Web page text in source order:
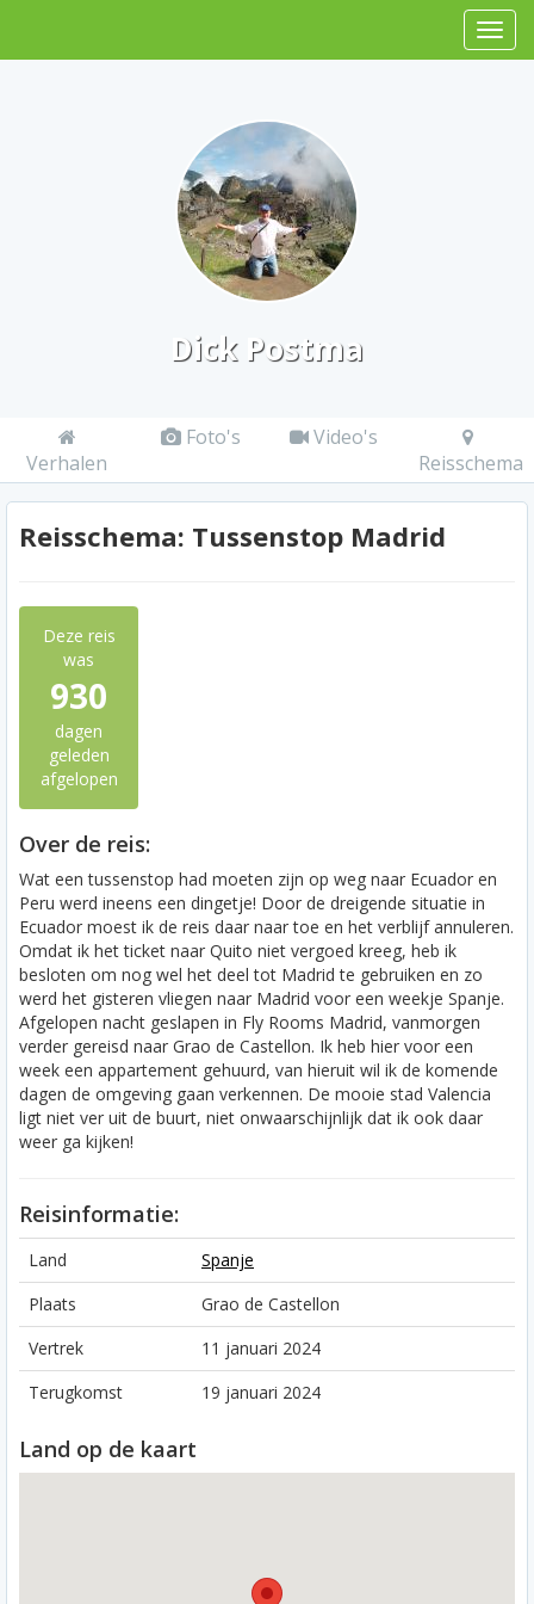
Dick Postma
Verhalen
Foto's
Video's
Reisschema
Reisschema: Tussenstop Madrid
Deze reis
was
930
dagen
geleden
afgelopen
Over de reis:
Wat een tussenstop had moeten zijn op weg naar Ecuador en
Peru werd ineens een dingetje! Door de dreigende situatie in
Ecuador moest ik de reis daar naar toe en het verblijf annuleren.
Omdat ik het ticket naar Quito niet vergoed kreeg, heb ik
besloten om nog wel het deel tot Madrid te gebruiken en zo
werd het gisteren vliegen naar Madrid voor een weekje Spanje.
Afgelopen nacht geslapen in Fly Rooms Madrid, vanmorgen
verder gereisd naar Grao de Castellon. Ik heb hier voor een
week een appartement gehuurd, van hieruit wil ik de komende
dagen de omgeving gaan verkennen. De mooie stad Valencia
ligt niet ver uit de buurt, niet onwaarschijnlijk dat ik ook daar
weer ga kijken!
Reisinformatie:
Land
Spanje
Plaats
Grao de Castellon
Vertrek
11 januari 2024
Terugkomst
19 januari 2024
Land op de kaart